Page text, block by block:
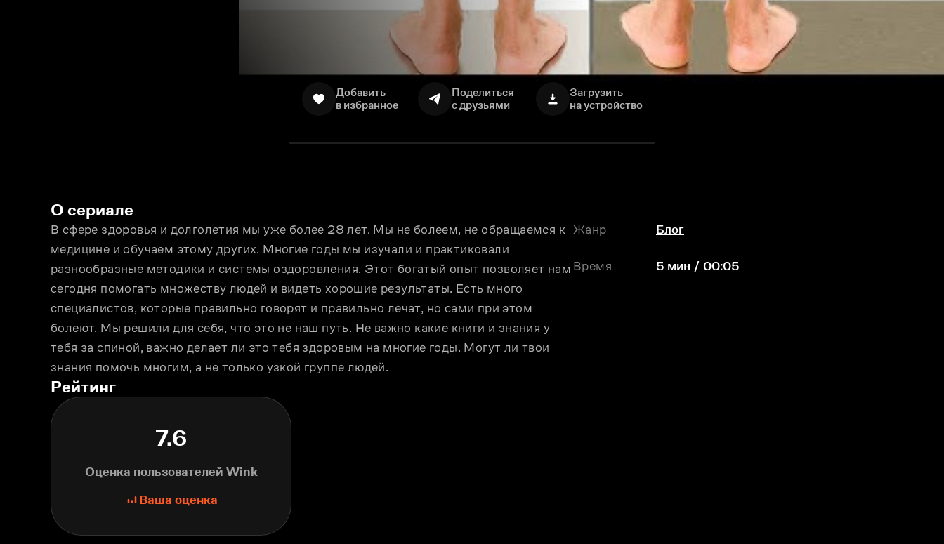
Добавить
в избранное
Поделиться
с друзьями
Загрузить
на устройство
О сериале
В сфере здоровья и долголетия мы уже более 28 лет. Мы не болеем, не обращаемся к
медицине и обучаем этому других. Многие годы мы изучали и практиковали
разнообразные методики и системы оздоровления. Этот богатый опыт позволяет нам
сегодня помогать множеству людей и видеть хорошие результаты. Есть много
специалистов, которые правильно говорят и правильно лечат, но сами при этом
болеют. Мы решили для себя, что это не наш путь. Не важно какие книги и знания у
тебя за спиной, важно делает ли это тебя здоровым на многие годы. Могут ли твои
знания помочь многим, а не только узкой группе людей.
Жанр Блог
Время 5 мин / 00:05
Рейтинг
7.6
Оценка пользователей Wink
Ваша оценка